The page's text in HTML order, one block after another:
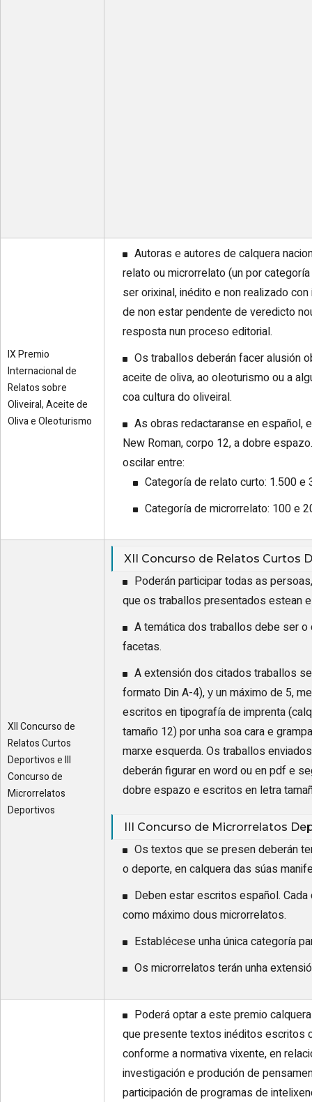
IX Premio
Internacional de
Relatos sobre
Oliveiral, Aceite de
Oliva e Oleoturismo
Autoras e autores de calquera
relato ou microrrelato (un por
ser orixinal, inédito e non realizado
de non estar pendente de veredicto
resposta nun proceso editorial.
Os traballos deberán facer alusión
aceite de oliva, ao oleoturismo ou a
coa cultura do oliveiral.
As obras redactaranse en español,
New Roman, corpo 12, a dobre
oscilar entre:
Categoría de relato curto: 1.500 e
Categoría de microrrelato: 100 e
XII Concurso de
Relatos Curtos
Deportivos e III
Concurso de
Microrrelatos
Deportivos
XII Concurso de Relatos Curtos
Poderán participar todas as
que os traballos presentados estean
A temática dos traballos debe ser
facetas.
A extensión dos citados traballos
formato Din A-4), у un máximo de 5,
escritos en tipografía de imprenta
tamaño 12) por unha soa cara e
marxe esquerda. Os traballos
deberán figurar en word ou en pdf e
dobre espazo e escritos en letra
III Concurso de Microrrelatos
Os textos que se presen deberán
o deporte, en calquera das súas
Deben estar escritos español.
como máximo dous microrrelatos.
Establécese unha única categoría
Os microrrelatos terán unha
Poderá optar a este premio
que presente textos inéditos escritos
conforme a normativa vixente, en
investigación e produción de
participación de programas de